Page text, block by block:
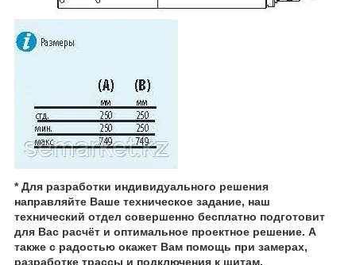
* Для разработки индивидуального решения
направляйте Ваше техническое задание, наш
технический отдел совершенно бесплатно подготовит
для Вас расчёт и оптимальное проектное решение. А
также с радостью окажет Вам помощь при замерах,
разработке трассы и подключения к щитам,